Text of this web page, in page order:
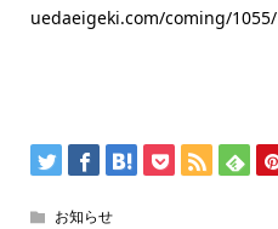
uedaeigeki.com/coming/1055/
お知らせ